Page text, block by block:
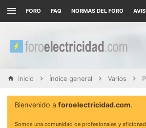
FORO FAQ NORMAS DEL FORO
Inicio Índice general Varios
Bienvenido a foroelectricidad.com.
Somos una comunidad de profesionales y